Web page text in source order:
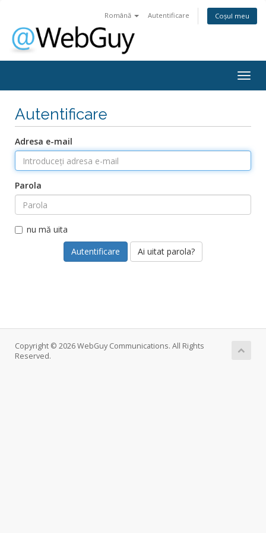
Română Autentificare Coșul meu
Autentificare
Adresa e-mail
Parola
nu mă uita
Ai uitat parola?
Copyright © 2026 WebGuy Communications. All Rights
Reserved.